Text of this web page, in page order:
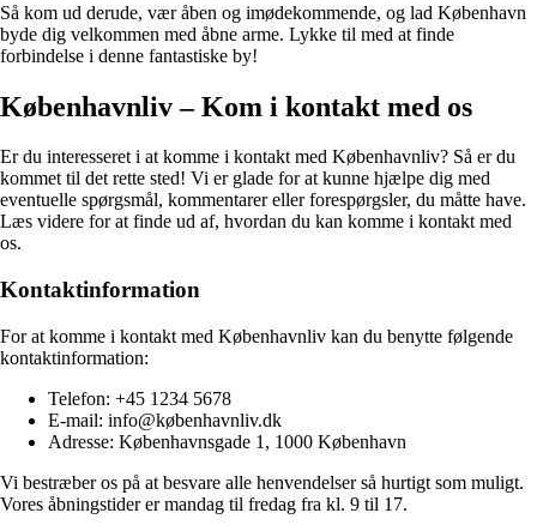
Så kom ud derude, vær åben og imødekommende, og lad København
byde dig velkommen med åbne arme. Lykke til med at finde
forbindelse i denne fantastiske by!
Københavnliv – Kom i kontakt med os
Er du interesseret i at komme i kontakt med Københavnliv? Så er du
kommet til det rette sted! Vi er glade for at kunne hjælpe dig med
eventuelle spørgsmål, kommentarer eller forespørgsler, du måtte have.
Læs videre for at finde ud af, hvordan du kan komme i kontakt med
os.
Kontaktinformation
For at komme i kontakt med Københavnliv kan du benytte følgende
kontaktinformation:
Telefon: +45 1234 5678
E-mail: info@københavnliv.dk
Adresse: Københavnsgade 1, 1000 København
Vi bestræber os på at besvare alle henvendelser så hurtigt som muligt.
Vores åbningstider er mandag til fredag fra kl. 9 til 17.